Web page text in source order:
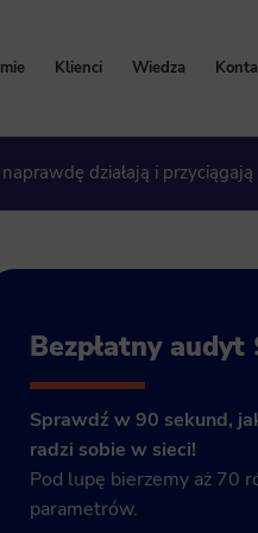
i certyfikaty
Klienci Wiedza
działają i
Bezpłatny audyt
Sprawdź w 90 sekund,
radzi sobie w sieci!
Pod lupę bierzemy aż 70
parametrów.